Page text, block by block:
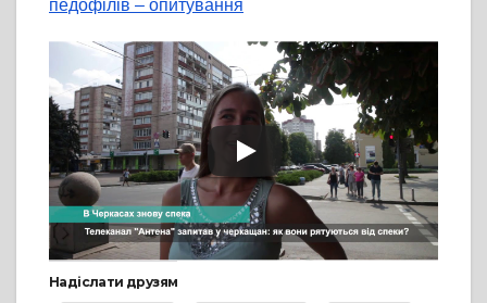
педофілів – опитування
Надіслати друзям